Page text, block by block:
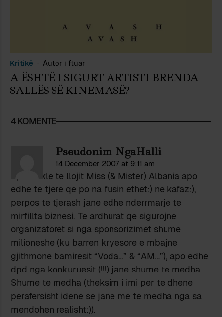
Kritikë Autor i ftuar
A ËSHTË I SIGURT ARTISTI BRENDA
SALLËS SË KINEMASË?
4 KOMENTE
Pseudonim NgaHalli
14 December 2007 at 9:11 am
Spektakle te llojit Miss (& Mister) Albania apo
edhe te tjere qe po na fusin ethet:) ne kafaz:),
perpos te tjerash jane edhe nderrmarje te
mirfillta biznesi. Te ardhurat qe sigurojne
organizatoret si nga sponsorizimet shume
milioneshe (ku barren kryesore e mbajne
gjithmone bamiresit “Voda…” & “AM…”), apo edhe
dpd nga konkuruesit (!!!) jane shume te medha.
Shume te medha (theksim i imi per te dhene
perafersisht idene se jane me te medha nga sa
mendohen realisht:)).